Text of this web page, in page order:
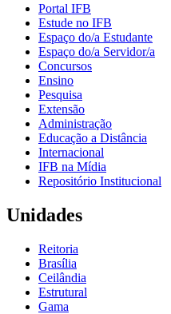
Portal IFB
Estude no IFB
Espaço do/a Estudante
Espaço do/a Servidor/a
Concursos
Ensino
Pesquisa
Extensão
Administração
Educação a Distância
Internacional
IFB na Mídia
Repositório Institucional
Unidades
Reitoria
Brasília
Ceilândia
Estrutural
Gama